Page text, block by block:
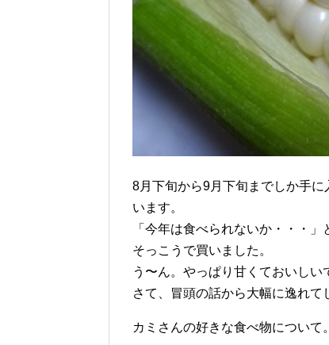
8月下旬から9月下旬までしか手
います。
「今年は食べられないか・・・
そっこうで買いました。
う〜ん。やっぱり甘くておいしい
さて、冒頭の話から大幅に逸れて
カミさんの好きな食べ物について。